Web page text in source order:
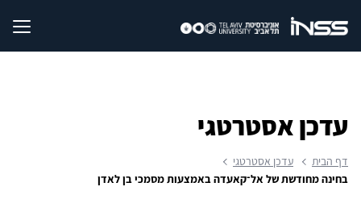
עדכן אסטרטגי
דף הבית
עדכן אסטרטגי
בחינה מחודשת של אל־קאעדה באמצעות מסמכי בן לאדן